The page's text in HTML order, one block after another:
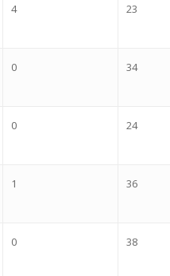
4 23
0 34
0 24
1 36
0 38